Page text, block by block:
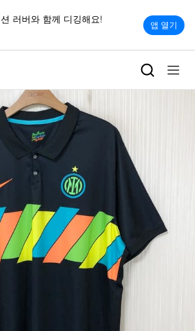
러버와 함께 디깅해요!
앱 열기